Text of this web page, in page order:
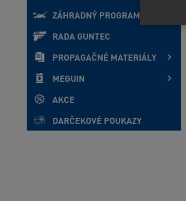
ZÁHRADNÝ PROGRAM
RADA GUNTEC
PROPAGAČNÉ MATERIÁLY
MEGUIN
AKCE
DARČEKOVÉ POUKAZY